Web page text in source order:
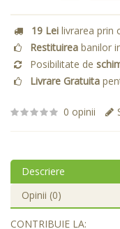
19 Lei livrarea prin
Restituirea banilor
Posibilitate de
Livrare Gratuita
0 opinii
Descriere
Opinii (0)
CONTRIBUIE LA: